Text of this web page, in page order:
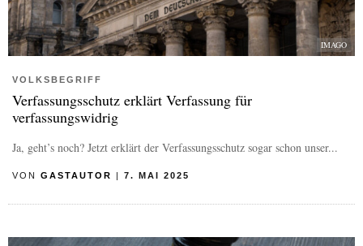
IMAGO
VOLKSBEGRIFF
Verfassungsschutz erklärt Verfassung für
verfassungswidrig
Ja, geht’s noch? Jetzt erklärt der Verfassungsschutz sogar schon unser...
VON GASTAUTOR | 7. MAI 2025